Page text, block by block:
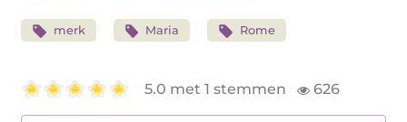
merk Maria Rome
5.0 met 1 stemmen 626